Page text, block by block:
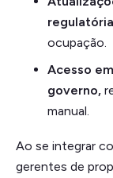
ocupação.
Acesso
governo,
manual.
Ao se integrar
gerentes de